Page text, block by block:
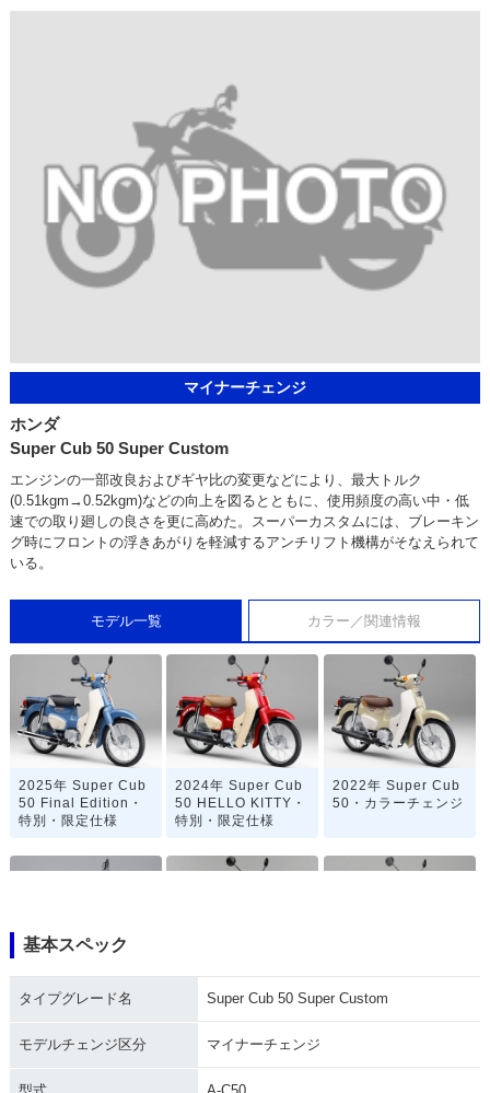
マイナーチェンジ
ホンダ
Super Cub 50 Super Custom
エンジンの一部改良およびギヤ比の変更などにより、最大トルク
(0.51kgm→0.52kgm)などの向上を図るとともに、使用頻度の高い中・低
速での取り廻しの良さを更に高めた。スーパーカスタムには、ブレーキン
グ時にフロントの浮きあがりを軽減するアンチリフト機構がそなえられて
いる。
モデル一覧 カラー／関連情報
2025年 Super Cub
50 Final Edition・
特別・限定仕様
2024年 Super Cub
50 HELLO KITTY・
特別・限定仕様
2022年 Super Cub
50・カラーチェンジ
50 「天気の子」ve
50 Street・特別・限
50 60周年アニバー
基本スペック
タイプグレード名 Super Cub 50 Super Custom
モデルチェンジ区分 マイナーチェンジ